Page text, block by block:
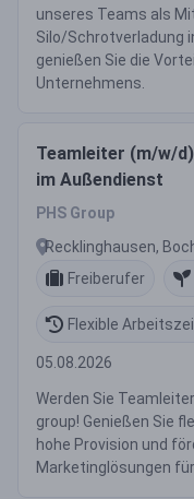
unseres Teams als
Silo/Schrotverladung
genießen Sie die
Unternehmens.
Teamleiter (m/w/
im Außendienst
PHS Group
Recklinghausen,
Freiberufer
Flexible
05.08.2026
Werden Sie
group! Genießen Sie
hohe Provision und
Marketinglösungen